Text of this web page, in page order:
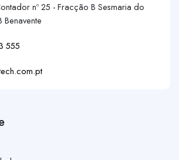
nº 25 - Fracção B Sesmaria do
555